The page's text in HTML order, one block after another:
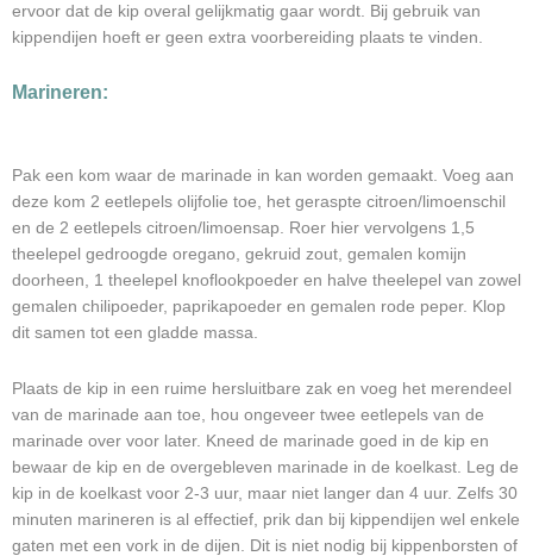
ervoor dat de kip overal gelijkmatig gaar wordt. Bij gebruik van
kippendijen hoeft er geen extra voorbereiding plaats te vinden.
Marineren:
Pak een kom waar de marinade in kan worden gemaakt. Voeg aan
deze kom 2 eetlepels olijfolie toe, het geraspte citroen/limoenschil
en de 2 eetlepels citroen/limoensap. Roer hier vervolgens 1,5
theelepel gedroogde oregano, gekruid zout, gemalen komijn
doorheen, 1 theelepel knoflookpoeder en halve theelepel van zowel
gemalen chilipoeder, paprikapoeder en gemalen rode peper. Klop
dit samen tot een gladde massa.
Plaats de kip in een ruime hersluitbare zak en voeg het merendeel
van de marinade aan toe, hou ongeveer twee eetlepels van de
marinade over voor later. Kneed de marinade goed in de kip en
bewaar de kip en de overgebleven marinade in de koelkast. Leg de
kip in de koelkast voor 2-3 uur, maar niet langer dan 4 uur. Zelfs 30
minuten marineren is al effectief, prik dan bij kippendijen wel enkele
gaten met een vork in de dijen. Dit is niet nodig bij kippenborsten of